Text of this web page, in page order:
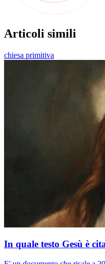
Articoli simili
chiesa primitiva
In quale testo Gesù è